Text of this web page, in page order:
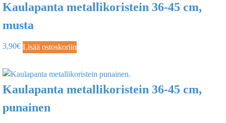
Kaulapanta metallikoristein 36-45 cm,
musta
3,90€ Lisää ostoskoriin
Kaulapanta metallikoristein 36-45 cm,
punainen